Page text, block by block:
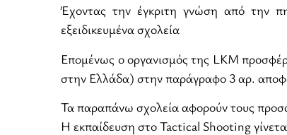
Έχοντας την έγκριτη γνώση από την
εξειδικευμένα σχολεία
Επομένως ο οργανισμός της LKM
στην Ελλάδα) στην παράγραφο 3 αρ.
Τα παραπάνω σχολεία αφορούν τους
Η εκπαίδευση στο Tactical Shooting